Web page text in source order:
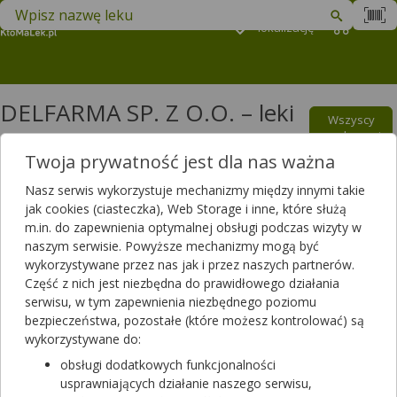
lokalizację
Znajdź lek w swojej okolicy
DELFARMA SP. Z O.O. – leki
oraz suplementy diety
Wszyscy
producenci
Filtrowanie
Filtrowanie
Wyniki wyszukiwania(174)
Wyczyść filtry
Vilpin
lek na receptę
Twoja prywatność jest dla nas ważna
Nasz serwis wykorzystuje mechanizmy między innymi takie
jak cookies (ciasteczka), Web Storage i inne, które służą
m.in. do zapewnienia optymalnej obsługi podczas wizyty w
naszym serwisie. Powyższe mechanizmy mogą być
wykorzystywane przez nas jak i przez naszych partnerów.
Część z nich jest niezbędna do prawidłowego działania
serwisu, w tym zapewnienia niezbędnego poziomu
bezpieczeństwa, pozostałe (które możesz kontrolować) są
wykorzystywane do:
obsługi dodatkowych funkcjonalności
usprawniających działanie naszego serwisu,